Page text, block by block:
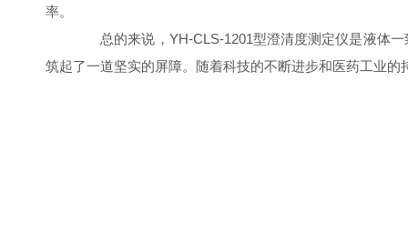
率。
总的来说，YH-CLS-1201型澄清度测定仪是液体一
筑起了一道坚实的屏障。随着科技的不断进步和医药工业